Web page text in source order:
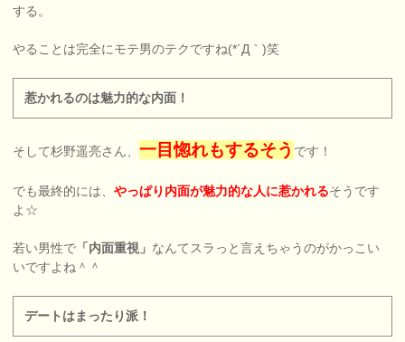
する。
やることは完全にモテ男のテクですね(*´Д｀)笑
惹かれるのは魅力的な内面！
そして杉野遥亮さん、一目惚れもするそう です！
でも最終的には、やっぱり内面が魅力的な人に惹かれるそうです
よ☆
若い男性で 「内面重視」 なんてスラっと言えちゃうのがかっこい
いですよね＾＾
デートはまったり派！